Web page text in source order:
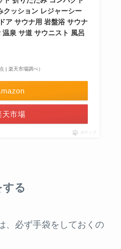
クッション レジャーシー
ア サウナ用 岩盤浴 サウナ
泉 サ道 サウニスト 風呂
| 楽天市場調べ）
天市場
ポチップ
る
、必ず手袋をしておくの